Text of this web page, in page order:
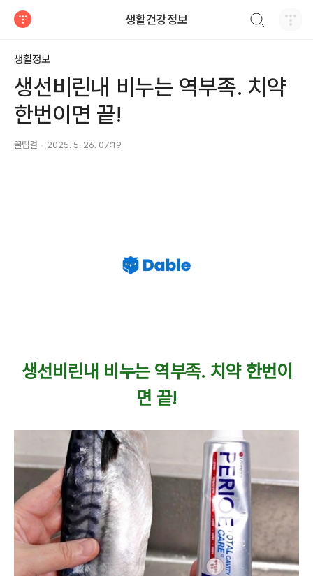
생활건강정보
생활정보
생선비린내 비누는 역부족. 치약
한번이면 끝!
꿀팁걸 2025. 5. 26. 07:19
생선비린내 비누는 역부족. 치약 한번이
면 끝!